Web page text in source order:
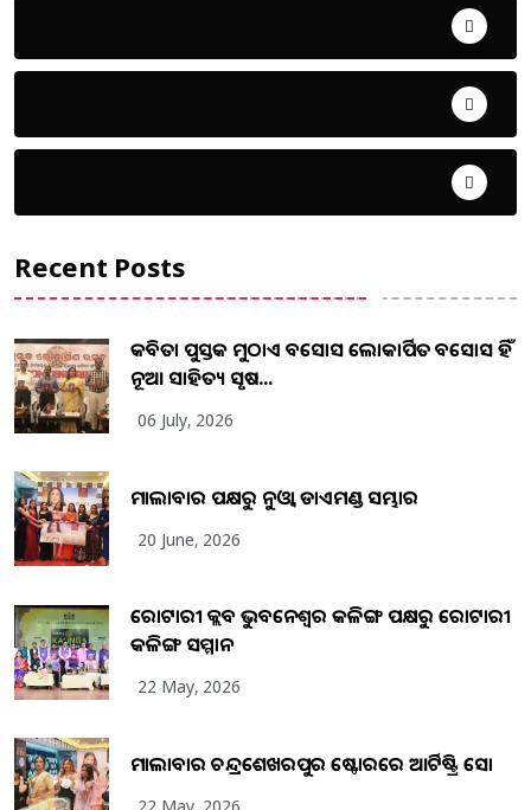
Recent Posts
କବିତା ପୁସ୍ତକ ମୁଠାଏ ଅବସୋସ ଲୋକାର୍ପିତ ଅବସୋସ ହିଁ
ନୂଆ ସାହିତ୍ୟ ସୃଷ...
06 July, 2026
ମାଲାବାର ପକ୍ଷରୁ ନୁଓ୍ବା ଡାଏମଣ୍ଡ ସମ୍ଭାର
20 June, 2026
ରୋଟାରୀ କ୍ଲବ ଭୁବନେଶ୍ୱର କଳିଙ୍ଗ ପକ୍ଷରୁ ରୋଟାରୀ
କଳିଙ୍ଗ ସମ୍ମାନ
22 May, 2026
ମାଲାବାର ଚନ୍ଦ୍ରଶେଖରପୁର ଷ୍ଟୋରରେ ଆର୍ଟିଷ୍ଟ୍ରି ସୋ
22 May, 2026